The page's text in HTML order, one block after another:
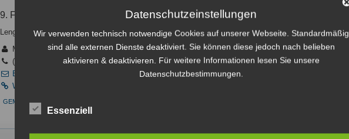
9. Februar 2021 um 19:30 – 20:30Europe/Berlin Zeitzone
Lengfurt Saalbau
Markt Triefenstein
(09395) 97010
E-Mail
Website der Veranstaltung
GEMEINDERAT
Datenschutzeinstellungen
Wir verwenden technisch notwendige Cookies auf unserer Webseite. Standardmäßig
sind alle externen Dienste deaktiviert. Sie können diese jedoch nach belieben
aktivieren & deaktivieren. Für weitere Informationen lesen Sie unsere
Datenschutzbestimmungen.
Essenziell